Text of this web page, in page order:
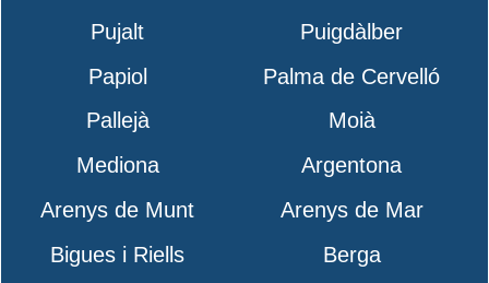
Pujalt
Puigdàlber
Papiol
Palma de Cervelló
Pallejà
Moià
Mediona
Argentona
Arenys de Munt
Arenys de Mar
Bigues i Riells
Berga